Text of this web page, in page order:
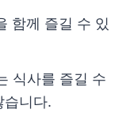
함께 즐길 수 있
식사를 즐길 수
습니다.